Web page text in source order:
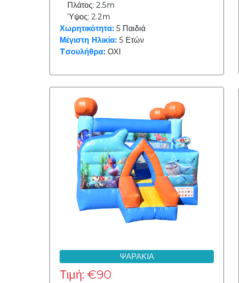
Πλάτος: 2.5m
Ύψος: 2.2m
Χωρητικότητα: 5 Παιδιά
Μέγιστη Ηλικία: 5 Ετών
Tσουλήθρα: ΟΧΙ
ΨΑΡΑΚΙΑ
Τιμή: €90